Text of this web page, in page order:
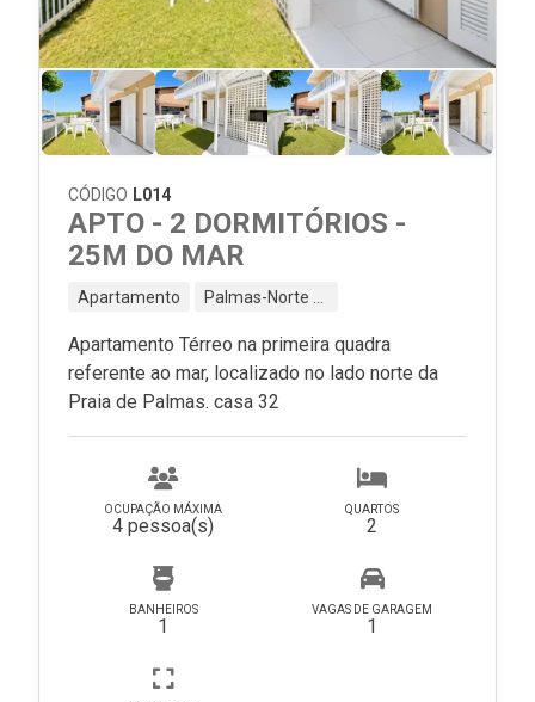
CÓDIGO L014
APTO - 2 DORMITÓRIOS -
25M DO MAR
Apartamento
Apartamento Térreo na primeira quadra
referente ao mar, localizado no lado norte da
Praia de Palmas. casa 32
OCUPAÇÃO MÁXIMA
4 pessoa(s)
QUARTOS
2
BANHEIROS
1
VAGAS DE GARAGEM
1